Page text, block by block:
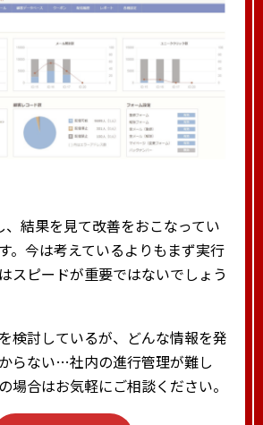
、結果を見て改善をおこなってい
。今は考えているよりもまず実行
スピードが重要ではないでしょう
検討しているが、どんな情報を発
らない…社内の進行管理が難し
場合はお気軽にご相談ください。